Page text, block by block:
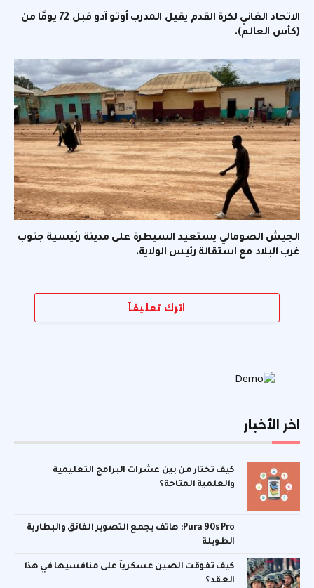
الاتحاد الغاني لكرة القدم يقيل المدرب أوتو آدو قبل 72 يومًا من
(كأس العالم).
الجيش الصومالي يستعيد السيطرة على مدينة رئيسية جنوب
غرب البلاد مع استقالة رئيس الولاية.
اترك تعليقاً
اخر الأخبار
كيف تختار من بين عشرات البرامج التعليمية
والعلمية المتاحة؟
Pura 90s Pro: هاتف يجمع التصوير الفائق والبطارية
الطويلة
كيف تفوقت الصين عسكرياً على منافسيها في هذا
العقد؟